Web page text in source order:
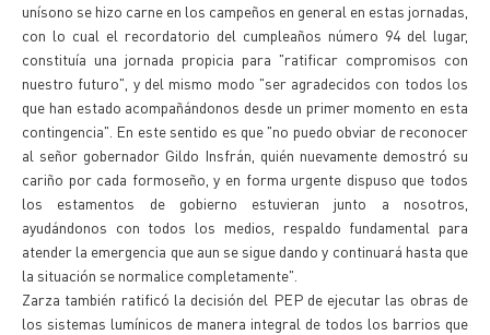
unísono se hizo carne en los campeños en general en estas jornadas,
con lo cual el recordatorio del cumpleaños número 94 del lugar,
constituía una jornada propicia para "ratificar compromisos con
nuestro futuro", y del mismo modo "ser agradecidos con todos los
que han estado acompañándonos desde un primer momento en esta
contingencia". En este sentido es que "no puedo obviar de reconocer
al señor gobernador Gildo Insfrán, quién nuevamente demostró su
cariño por cada formoseño, y en forma urgente dispuso que todos
los estamentos de gobierno estuvieran junto a nosotros,
ayudándonos con todos los medios, respaldo fundamental para
atender la emergencia que aun se sigue dando y continuará hasta que
la situación se normalice completamente".
Zarza también ratificó la decisión del PEP de ejecutar las obras de
los sistemas lumínicos de manera integral de todos los barrios que